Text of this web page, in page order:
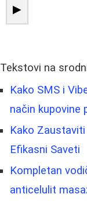
▶
Tekstovi na
Kako SMS i
način kupovine
Kako
Efikasni Saveti
Kompletan
anticelulit